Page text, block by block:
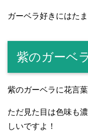
ガーベラ好きにはた
紫のガーベ
紫のガーベラに花言
ただ見た目は色味も
しいですよ！